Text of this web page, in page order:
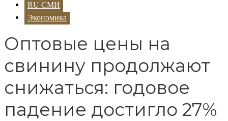
RU СМИ
Экономика
Оптовые цены на
свинину продолжают
снижаться: годовое
падение достигло 27%